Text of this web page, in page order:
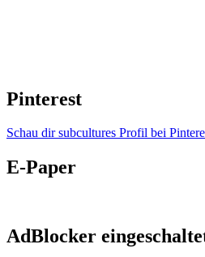
Pinterest
Schau dir subcultures Profil bei
E-Paper
AdBlocker